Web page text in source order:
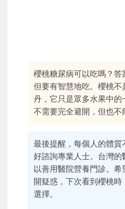
櫻桃糖尿病可以吃嗎？答
但要有智慧地吃。櫻桃不
丹，它只是眾多水果中
不需要完全避開，但也不
最後提醒，每個人的體質
好諮詢專業人士。台灣
以善用醫院營養門診。
開疑惑，下次看到櫻桃時
選擇。